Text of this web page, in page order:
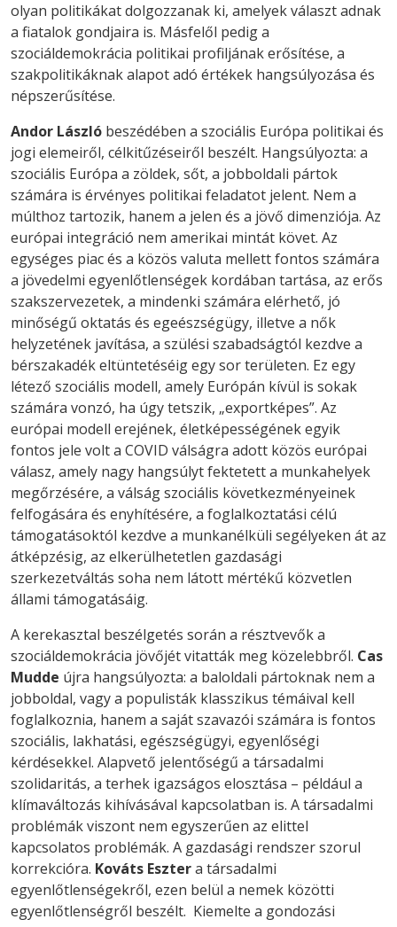
olyan politikákat dolgozzanak ki, amelyek választ adnak
a fiatalok gondjaira is. Másfelől pedig a
szociáldemokrácia politikai profiljának erősítése, a
szakpolitikáknak alapot adó értékek hangsúlyozása és
népszerűsítése.
Andor László beszédében a szociális Európa politikai és
jogi elemeiről, célkitűzéseiről beszélt. Hangsúlyozta: a
szociális Európa a zöldek, sőt, a jobboldali pártok
számára is érvényes politikai feladatot jelent. Nem a
múlthoz tartozik, hanem a jelen és a jövő dimenziója. Az
európai integráció nem amerikai mintát követ. Az
egységes piac és a közös valuta mellett fontos számára
a jövedelmi egyenlőtlenségek kordában tartása, az erős
szakszervezetek, a mindenki számára elérhető, jó
minőségű oktatás és egeészségügy, illetve a nők
helyzetének javítása, a szülési szabadságtól kezdve a
bérszakadék eltüntetéséig egy sor területen. Ez egy
létező szociális modell, amely Európán kívül is sokak
számára vonzó, ha úgy tetszik, „exportképes”. Az
európai modell erejének, életképességének egyik
fontos jele volt a COVID válságra adott közös európai
válasz, amely nagy hangsúlyt fektetett a munkahelyek
megőrzésére, a válság szociális következményeinek
felfogására és enyhítésére, a foglalkoztatási célú
támogatásoktól kezdve a munkanélküli segélyeken át az
átképzésig, az elkerülhetetlen gazdasági
szerkezetváltás soha nem látott mértékű közvetlen
állami támogatásáig.
A kerekasztal beszélgetés során a résztvevők a
szociáldemokrácia jövőjét vitatták meg közelebbről. Cas
Mudde újra hangsúlyozta: a baloldali pártoknak nem a
jobboldal, vagy a populisták klasszikus témáival kell
foglalkoznia, hanem a saját szavazói számára is fontos
szociális, lakhatási, egészségügyi, egyenlőségi
kérdésekkel. Alapvető jelentőségű a társadalmi
szolidaritás, a terhek igazságos elosztása – például a
klímaváltozás kihívásával kapcsolatban is. A társadalmi
problémák viszont nem egyszerűen az elittel
kapcsolatos problémák. A gazdasági rendszer szorul
korrekcióra. Kováts Esztera társadalmi
egyenlőtlenségekről, ezen belül a nemek közötti
egyenlőtlenségről beszélt. Kiemelte a gondozási